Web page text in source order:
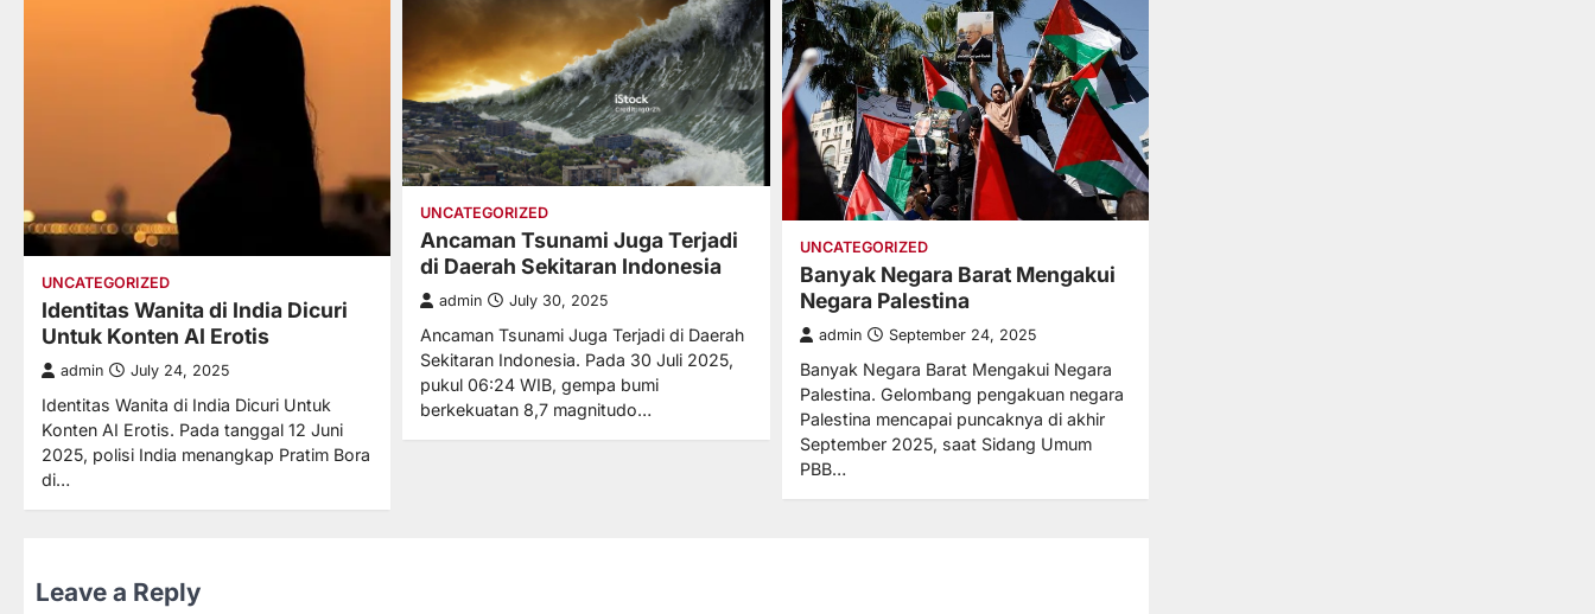
UNCATEGORIZED
Identitas Wanita di India Dicuri
Untuk Konten AI Erotis
admin July 24, 2025
Identitas Wanita di India Dicuri Untuk
Konten AI Erotis. Pada tanggal 12 Juni
2025, polisi India menangkap Pratim Bora
di…
UNCATEGORIZED
Ancaman Tsunami Juga Terjadi
di Daerah Sekitaran Indonesia
admin July 30, 2025
Ancaman Tsunami Juga Terjadi di Daerah
Sekitaran Indonesia. Pada 30 Juli 2025,
pukul 06:24 WIB, gempa bumi
berkekuatan 8,7 magnitudo…
UNCATEGORIZED
Banyak Negara Barat Mengakui
Negara Palestina
admin September 24, 2025
Banyak Negara Barat Mengakui Negara
Palestina. Gelombang pengakuan negara
Palestina mencapai puncaknya di akhir
September 2025, saat Sidang Umum
PBB…
Leave a Reply